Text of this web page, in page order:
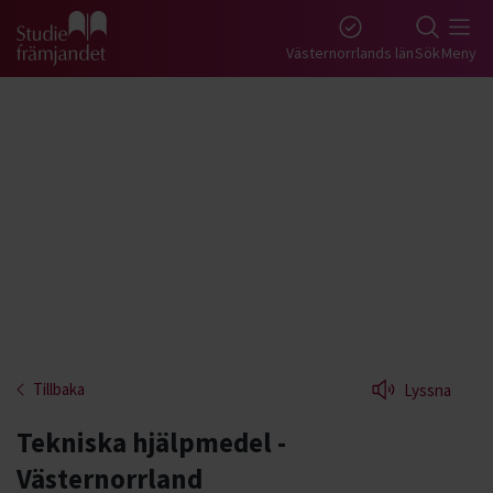
Gå till studiefrämjandets startsida Västernorrlands länSökMeny
Tillbaka Lyssna
Tekniska hjälpmedel -
Västernorrland